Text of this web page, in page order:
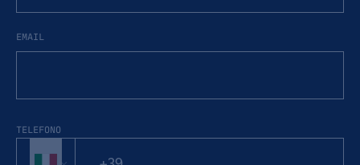
EMAIL
TELEFONO